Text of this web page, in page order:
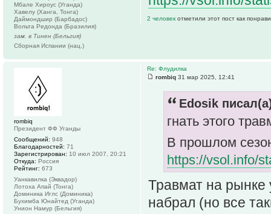
2 человек отметили этот пост как
Мбале Хироус (Уганда)
Хавелу (Ханга, Тонга)
Даймондшир (Барбадос)
Вольта Редонда (Бразилия)
зам. в Тинен (Бельгия)
Сборная Испании (нац.)
Re: Флудилка
rombiq 31 мар 2025, 12:41
Edosik
гнать этого
В прошлом
https://vsol.info/
Травмат на рынке
набрал (но все
rombiq
Президент ФФ Уганды
Сообщений: 948
Благодарностей: 71
Зарегистрирован: 10 июл 2007, 20:21
Откуда: Россия
Рейтинг: 673
Уанкавилка (Эквадор)
Лотоха Апай (Тонга)
Доминика Иглс (Доминика)
Бухимба Юнайтед (Уганда)
Унион Намур (Бельгия)